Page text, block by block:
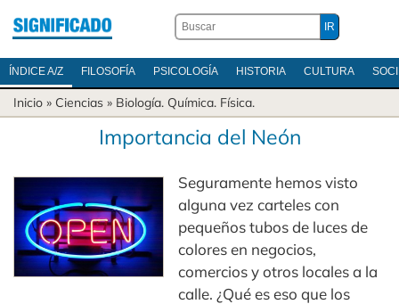
ÍNDICE A/Z FILOSOFÍA PSICOLOGÍA HISTORIA CULTURA
Inicio » Ciencias » Biología. Química. Física.
Importancia del Neón
Seguramente hemos visto
alguna vez carteles con
pequeños tubos de luces de
colores en negocios,
comercios y otros locales a la
calle. ¿Qué es eso que los